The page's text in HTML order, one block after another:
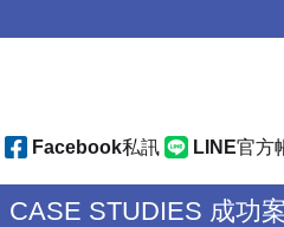
Facebook私訊 LINE官方
CASE STUDIES 成功